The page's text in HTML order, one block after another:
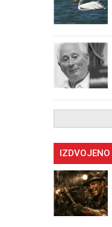
IZDVOJENO